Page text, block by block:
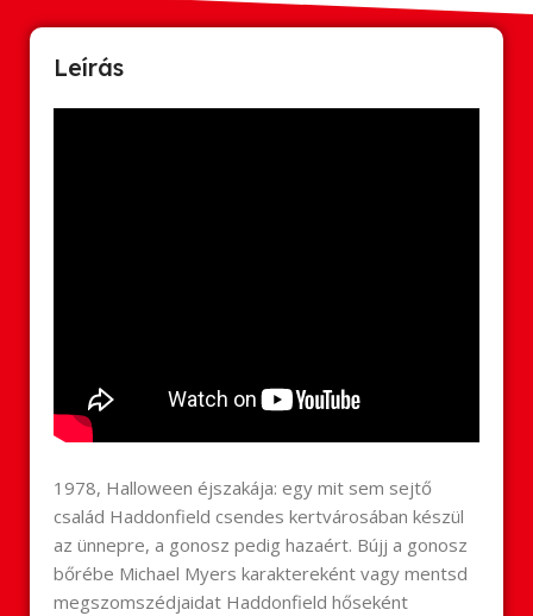
Leírás
1978, Halloween éjszakája: egy mit sem sejtő
család Haddonfield csendes kertvárosában készül
az ünnepre, a gonosz pedig hazaért. Bújj a gonosz
bőrébe Michael Myers karaktereként vagy mentsd
megszomszédjaidat Haddonfield hőseként